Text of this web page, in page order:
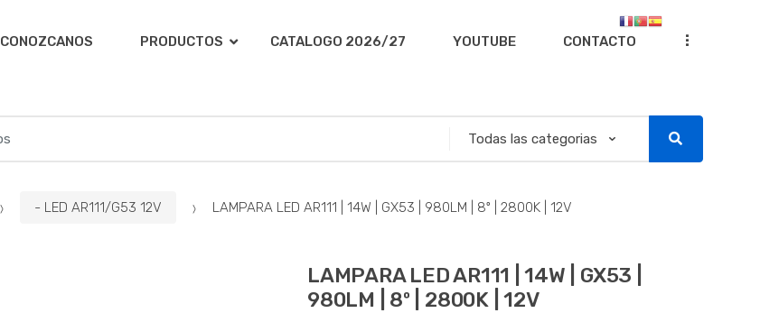
CONOZCANOS PRODUCTOS CATALOGO 2026/27 YOUTUBE CONTACTO ...
- LED AR111/G53 12V LAMPARA LED AR111 | 14W | GX53 | 980LM | 8º | 2800K | 12V
LAMPARA LED AR111 | 14W | GX53 |
980LM | 8º | 2800K | 12V